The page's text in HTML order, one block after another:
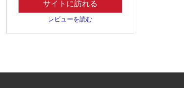
サイトに訪れる
レビューを読む